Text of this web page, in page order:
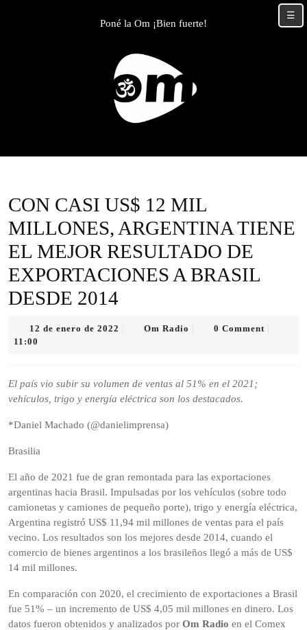
Poné la Om ¡Bien fuerte!
CON CASI US$ 12 MIL
MILLONES, ARGENTINA TIENE
EL MEJOR RESULTADO DE
EXPORTACIONES A BRASIL
DESDE 2014
12 de enero de 2022
2022
Om Radio 0 Comment
11:00
El país vio subir su volumen de ventas al 51% en el 2021;
vehículos, trigo y energía eléctrica son los destacados.
*Daniel Machado (@danielimprensa)
Brasilia
El año de 2021 fue de gran remontada para las exportaciones
argentinas hacia Brasil. Impulsadas por los vehículos (sobre todo
camionetas y camiones de pequeño porte), trigo y energía eléctrica,
Argentina registró US$ 11,94 mil millones de ventas para el país
vecino. Los resultados son los mejores desde 2014, cuando el
comercio de bienes argentinos a los brasileños llegó a más de US$
14 mil millones.
En comparación con 2020, el crecimiento de exportaciones a Brasil
fue 51% – un incremento de US$ 4,05 mil millones en dinero. Los
datos fueron obtenidos y analizados por Om Radio en el Comex
☰